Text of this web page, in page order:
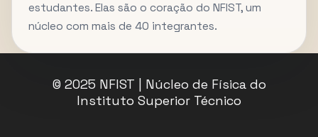
estudantes. Elas são o coração do NFIST, um
núcleo com mais de 40 integrantes.
© 2025 NFIST | Núcleo de Física do
Instituto Superior Técnico